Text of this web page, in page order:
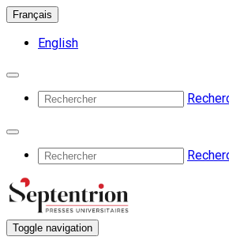
Français
English
Toggle navigation